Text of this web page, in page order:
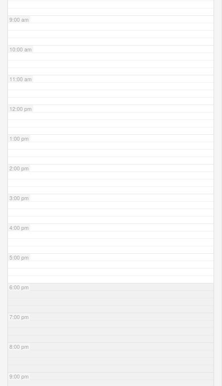
9:00 am
10:00 am
11:00 am
12:00 pm
1:00 pm
2:00 pm
3:00 pm
4:00 pm
5:00 pm
6:00 pm
7:00 pm
8:00 pm
9:00 pm